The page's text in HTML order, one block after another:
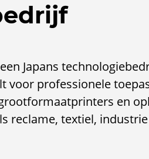
Japans
voor professionele
en
reclame, textiel,